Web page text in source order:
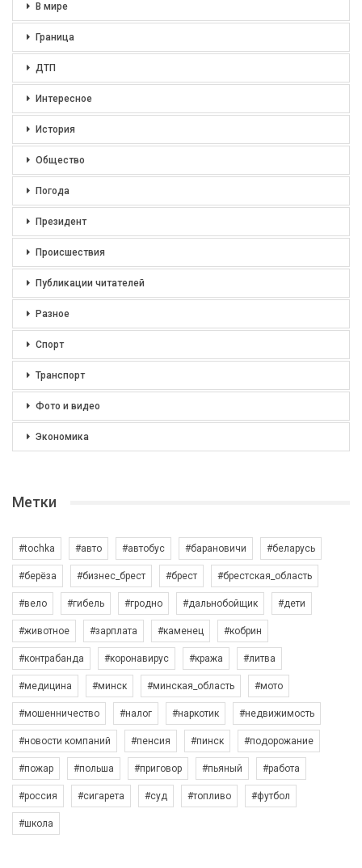
В мире
Граница
ДТП
Интересное
История
Общество
Погода
Президент
Происшествия
Публикации читателей
Разное
Спорт
Транспорт
Фото и видео
Экономика
Метки
#tochka #авто #автобус #барановичи #беларусь
#берёза #бизнес_брест #брест #брестская_область
#вело #гибель #гродно #дальнобойщик #дети
#животное #зарплата #каменец #кобрин
#контрабанда #коронавирус #кража #литва
#медицина #минск #минская_область #мото
#мошенничество #налог #наркотик #недвижимость
#новости компаний #пенсия #пинск #подорожание
#пожар #польша #приговор #пьяный #работа
#россия #сигарета #суд #топливо #футбол
#школа